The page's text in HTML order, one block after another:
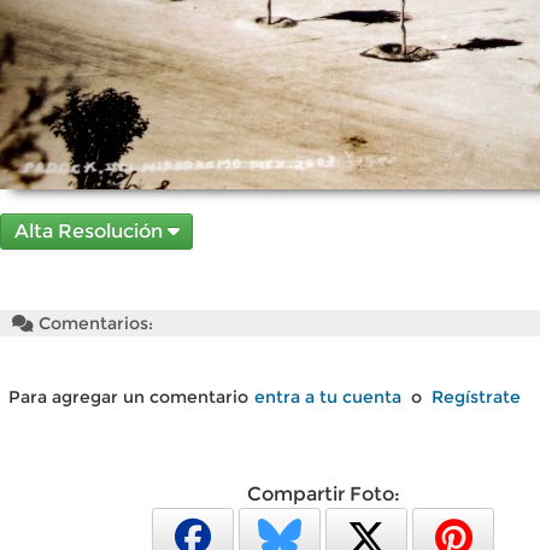
Alta Resolución
Comentarios:
Para agregar un comentario entra a tu cuenta o Regístrate
Compartir Foto: